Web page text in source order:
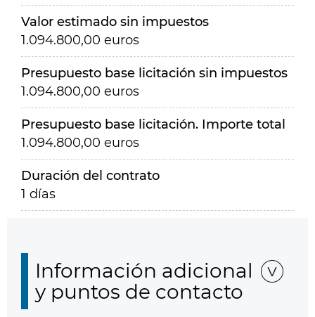
Valor estimado sin impuestos
1.094.800,00 euros
Presupuesto base licitación sin impuestos
1.094.800,00 euros
Presupuesto base licitación. Importe total
1.094.800,00 euros
Duración del contrato
1 días
Información adicional
y puntos de contacto